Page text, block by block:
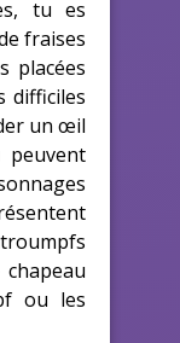
tu es
fraises
placées
difficiles
un œil
peuvent
ou les